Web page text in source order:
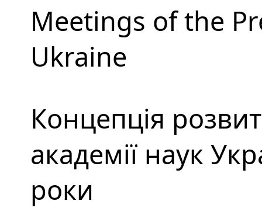
Meetings of the
Ukraine
Концепція
академії наук
роки